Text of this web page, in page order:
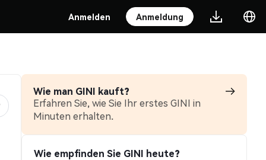
Anmelden Anmeldung
Wie man GINI kauft?
Erfahren Sie, wie Sie Ihr erstes GINI in
Minuten erhalten.
Wie empfinden Sie GINI heute?